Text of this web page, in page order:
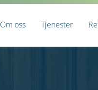
Om oss Tjenester